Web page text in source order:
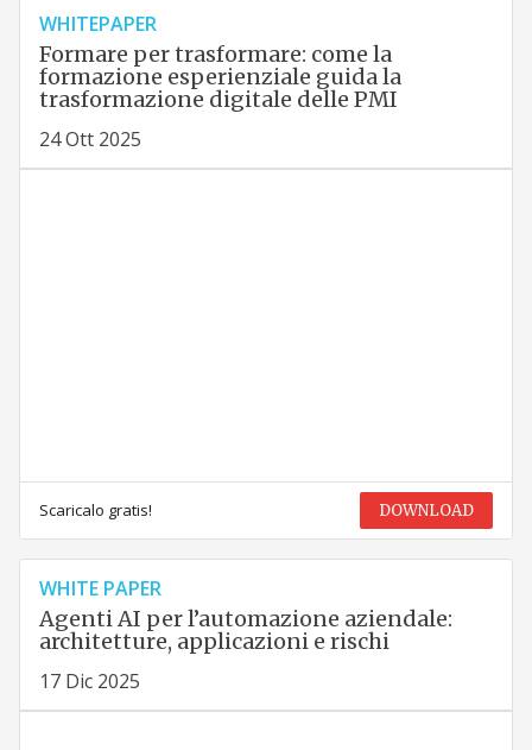
WHITEPAPER
Formare per trasformare: come la
formazione esperienziale guida la
trasformazione digitale delle PMI
24 Ott 2025
Scaricalo gratis! DOWNLOAD
WHITE PAPER
Agenti AI per l’automazione aziendale:
architetture, applicazioni e rischi
17 Dic 2025